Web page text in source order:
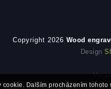
cookie. Dalším procházením
Copyright 2026 Wood
Design